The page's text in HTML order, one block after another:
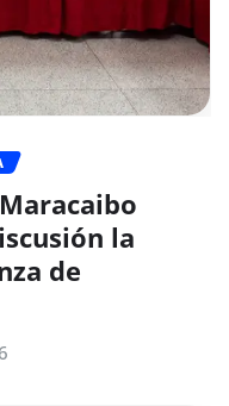
la
de